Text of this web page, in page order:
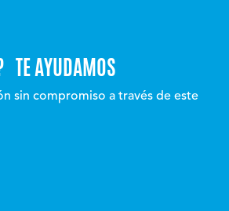
TE AYUDAMOS
sin compromiso a través de este